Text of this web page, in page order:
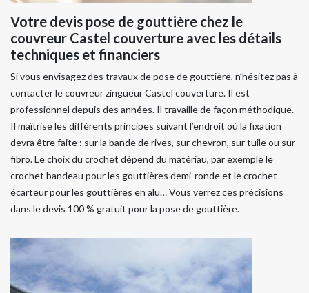
Votre devis pose de gouttière chez le
couvreur Castel couverture avec les détails
techniques et financiers
Si vous envisagez des travaux de pose de gouttière, n’hésitez pas à
contacter le couvreur zingueur Castel couverture. Il est
professionnel depuis des années. Il travaille de façon méthodique.
Il maîtrise les différents principes suivant l’endroit où la fixation
devra être faite : sur la bande de rives, sur chevron, sur tuile ou sur
fibro. Le choix du crochet dépend du matériau, par exemple le
crochet bandeau pour les gouttières demi-ronde et le crochet
écarteur pour les gouttières en alu… Vous verrez ces précisions
dans le devis 100 % gratuit pour la pose de gouttière.